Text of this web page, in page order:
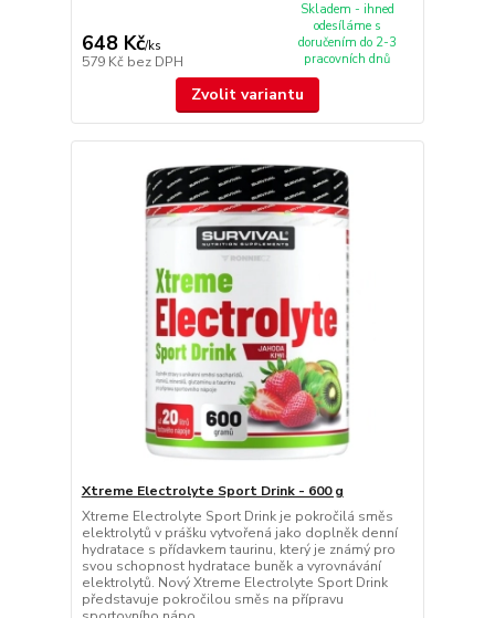
648 Kč/ks
579 Kč bez DPH
Skladem - ihned
odesíláme s
doručením do 2-3
pracovních dnů
Zvolit variantu
Xtreme Electrolyte Sport Drink - 600 g
Xtreme Electrolyte Sport Drink je pokročilá směs
elektrolytů v prášku vytvořená jako doplněk denní
hydratace s přídavkem taurinu, který je známý pro
svou schopnost hydratace buněk a vyrovnávání
elektrolytů. Nový Xtreme Electrolyte Sport Drink
představuje pokročilou směs na přípravu